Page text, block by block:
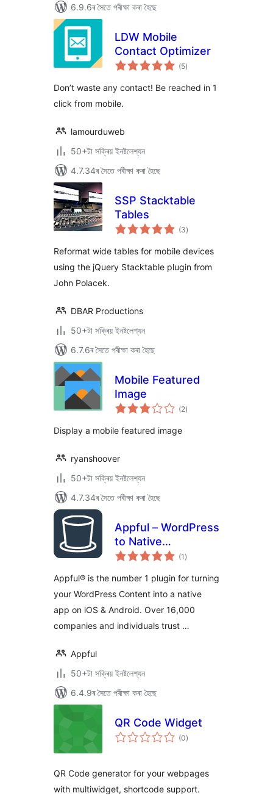
6.9.6ৰ সৈতে পৰীক্ষা কৰা হৈছে
LDW Mobile
Contact Optimizer
(5টা
মুঠ)
Don’t waste any contact! Be reached in 1
click from mobile.
lamourduweb
50+টা সক্ৰিয় ইনষ্টলেশ্যন
4.7.34ৰ সৈতে পৰীক্ষা কৰা হৈছে
SSP Stacktable
Tables
(3টা
মুঠ)
Reformat wide tables for mobile devices
using the jQuery Stacktable plugin from
John Polacek.
DBAR Productions
50+টা সক্ৰিয় ইনষ্টলেশ্যন
6.7.6ৰ সৈতে পৰীক্ষা কৰা হৈছে
Mobile Featured
Image
(2টা
মুঠ)
Display a mobile featured image
ryanshoover
50+টা সক্ৰিয় ইনষ্টলেশ্যন
4.7.34ৰ সৈতে পৰীক্ষা কৰা হৈছে
Appful – WordPress
to Native
iOS/Android App in
(1 টা
মুঠ)
Appful® is the number 1 plugin for turning
your WordPress Content into a native
app on iOS & Android. Over 16,000
companies and individuals trust …
Appful
50+টা সক্ৰিয় ইনষ্টলেশ্যন
6.4.9ৰ সৈতে পৰীক্ষা কৰা হৈছে
QR Code Widget
(0টা
মুঠ)
QR Code generator for your webpages
with multiwidget, shortcode support.